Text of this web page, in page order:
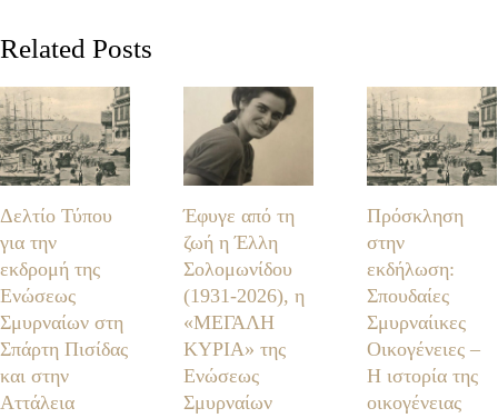
Related Posts
Δελτίο Τύπου
για την
εκδρομή της
Ενώσεως
Σμυρναίων στη
Σπάρτη Πισίδας
και στην
Αττάλεια
Έφυγε από τη
ζωή η Έλλη
Σολομωνίδου
(1931-2026), η
«ΜΕΓΑΛΗ
ΚΥΡΙΑ» της
Ενώσεως
Σμυρναίων
Πρόσκληση
στην
εκδήλωση:
Σπουδαίες
Σμυρναίικες
Οικογένειες –
Η ιστορία της
οικογένειας